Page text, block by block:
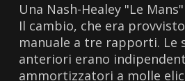
Una Nash-Healey "Le
Il cambio, che era
manuale a tre rapporti. Le
anteriori erano
ammortizzatori a molle